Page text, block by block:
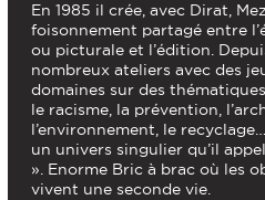
En 1985 il crée, avec Dirat,
foisonnement partagé entre
ou picturale et l’édition.
nombreux ateliers avec des
domaines sur des
le racisme, la prévention,
l’environnement, le
un univers singulier qu’il
». Enorme Bric à brac où les
vivent une seconde vie.